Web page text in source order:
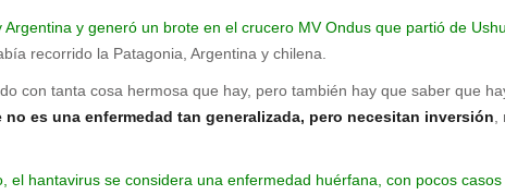
y generó un brote en el crucero MV Ondus que partió de
recorrido la Patagonia, Argentina y chilena.
con tanta cosa hermosa que hay, pero también hay que saber que
es una enfermedad tan generalizada, pero necesitan inversión
el hantavirus se considera una enfermedad huérfana, con pocos